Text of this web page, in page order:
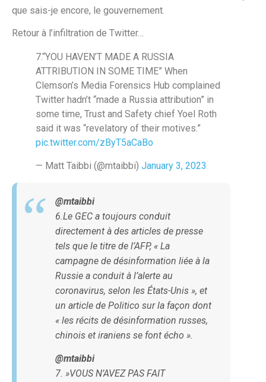
que sais-je encore, le gouvernement.
Retour à l’infiltration de Twitter…
7.“YOU HAVEN’T MADE A RUSSIA
ATTRIBUTION IN SOME TIME” When
Clemson’s Media Forensics Hub complained
Twitter hadn’t “made a Russia attribution” in
some time, Trust and Safety chief Yoel Roth
said it was “revelatory of their motives.”
pic.twitter.com/zByT5aCaBo
— Matt Taibbi (@mtaibbi) January 3, 2023
@mtaibbi
6.Le GEC a toujours conduit
directement à des articles de presse
tels que le titre de l’AFP, « La
campagne de désinformation liée à la
Russie a conduit à l’alerte au
coronavirus, selon les États-Unis », et
un article de Politico sur la façon dont
« les récits de désinformation russes,
chinois et iraniens se font écho ».
@mtaibbi
7. »VOUS N’AVEZ PAS FAIT